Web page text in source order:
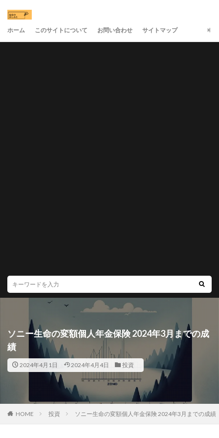
ホーム このサイトについて お問い合わせ サイトマップ
ソニー生命の変額個人年金保険 2024年3月までの成
績
2024年4月1日 2024年4月4日 投資
HOME 投資 ソニー生命の変額個人年金保険 2024年3月までの成績